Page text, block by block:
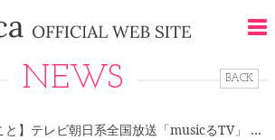
NEWS BACK
【あなたに捧ぐ33のこと】テレビ朝日系全国放送「musicるTV」 10月度エンディングテーマに決定！